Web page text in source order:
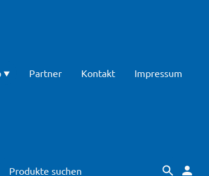
Partner Kontakt Impressum